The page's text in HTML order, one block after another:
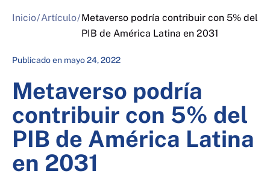
Inicio/Artículo/Metaverso podría contribuir con 5% del
PIB de América Latina en 2031
Publicado en mayo 24, 2022
Metaverso podría
contribuir con 5% del
PIB de América Latina
en 2031